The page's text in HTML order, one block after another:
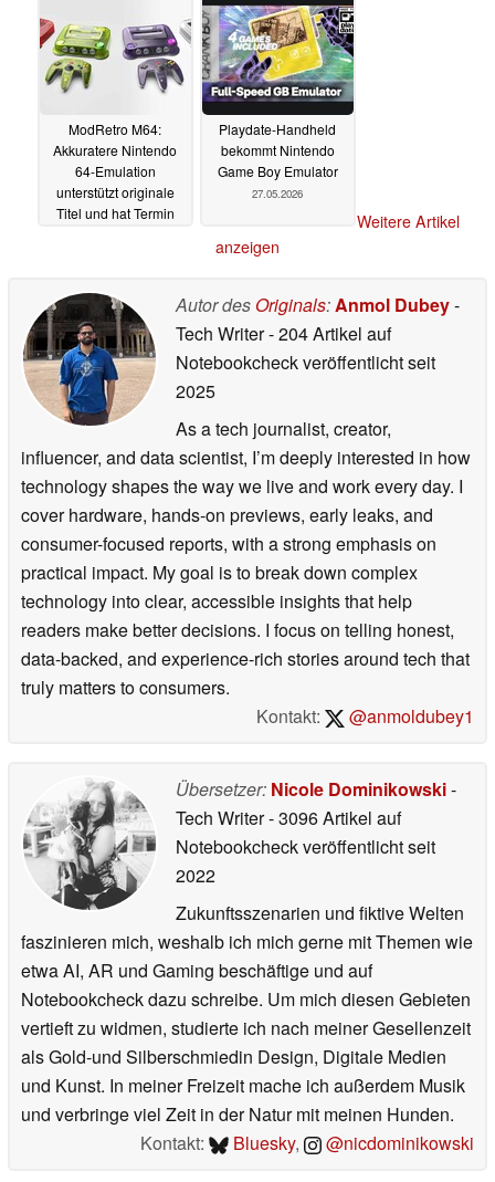
15.06.2026
ModRetro M64:
Akkuratere Nintendo
64-Emulation
unterstützt originale
Titel und hat Termin
Playdate-Handheld
bekommt Nintendo
Game Boy Emulator
27.05.2026
Weitere Artikel
anzeigen
Autor des Originals:Anmol Dubey-
Tech Writer- 204 Artikel auf
Notebookcheck veröffentlichtseit
2025
As a tech journalist, creator,
influencer, and data scientist, I’m deeply interested in how
technology shapes the way we live and work every day. I
cover hardware, hands-on previews, early leaks, and
consumer-focused reports, with a strong emphasis on
practical impact. My goal is to break down complex
technology into clear, accessible insights that help
readers make better decisions. I focus on telling honest,
data-backed, and experience-rich stories around tech that
truly matters to consumers.
Kontakt:
@anmoldubey1
Übersetzer: Nicole Dominikowski-
Tech Writer- 3096 Artikel auf
Notebookcheck veröffentlichtseit
2022
Zukunftsszenarien und fiktive Welten
faszinieren mich, weshalb ich mich gerne mit Themen wie
etwa AI, AR und Gaming beschäftige und auf
Notebookcheck dazu schreibe. Um mich diesen Gebieten
vertieft zu widmen, studierte ich nach meiner Gesellenzeit
als Gold-und Silberschmiedin Design, Digitale Medien
und Kunst. In meiner Freizeit mache ich außerdem Musik
und verbringe viel Zeit in der Natur mit meinen Hunden.
Kontakt:
Bluesky, @nicdominikowski